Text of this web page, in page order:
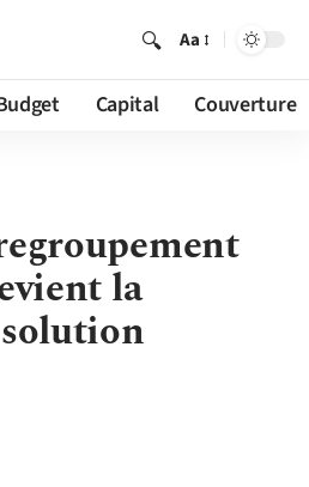
Aa
Capital Couverture
la